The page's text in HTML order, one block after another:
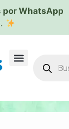
por WhatsApp